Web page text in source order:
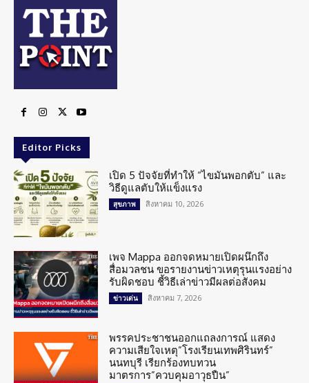
Editor Picks
เปิด 5 ปัจจัยที่ทำให้ “ไขมันพอกตับ” และ
วิธีดูแลตับให้แข็งแรง
สุขภาพ สิงหาคม 10, 2026
เพจ Mappa ออกจดหมายเปิดผนึกถึง
สื่อมวลชน ขอรายงานข่าวเหตุรุนแรงอย่าง
รับผิดชอบ ชี้วิธีเล่าข่าวมีผลต่อสังคม
ข่าวเด่น สิงหาคม 7, 2026
พรรคประชาชนออกแถลงการณ์ แสดง
ความเสียใจเหตุ”โรงเรียนเทพศิรินทร์”
นนทบุรี เรียกร้องทบทวน
มาตรการ”ควบคุมอาวุธปืน”